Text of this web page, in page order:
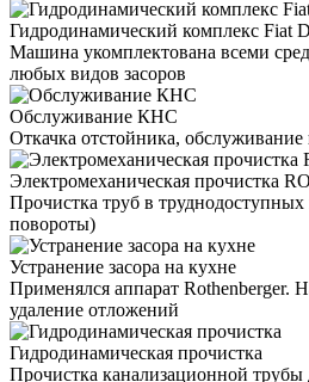
Гидродинамический комплекс Fiat
Машина укомплектована всеми
любых видов засоров
Обслуживание КНС
Откачка отстойника, обслуживание
Электромеханическая прочистка
Прочистка труб в труднодоступных
повороты)
Устранение засора на кухне
Применялся аппарат Rothenberger.
удаление отложений
Гидродинамическая прочистка
Прочистка канализационной